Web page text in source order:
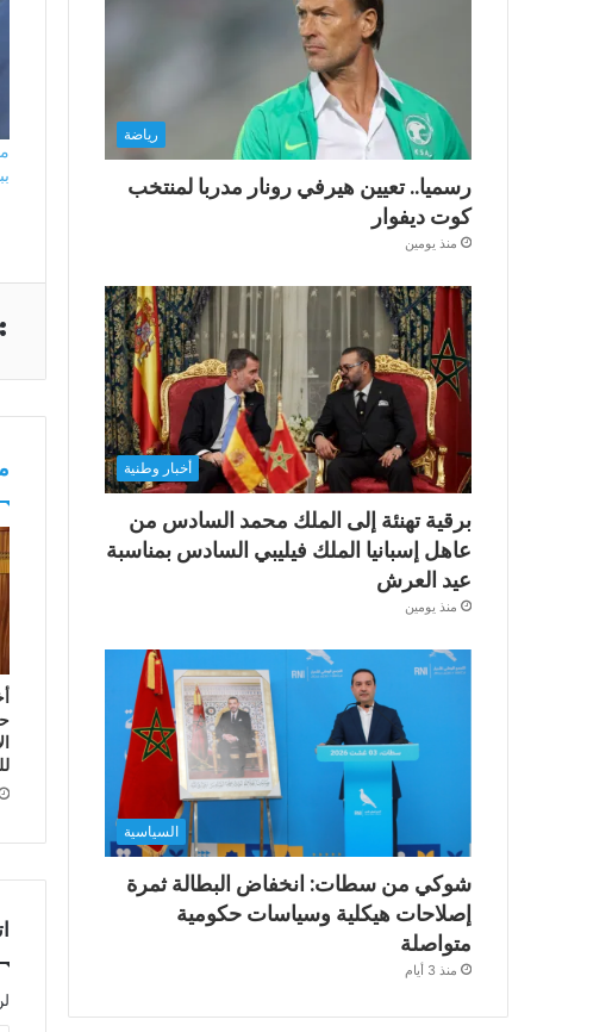
رياضة
رسميا.. تعيين هيرفي رونار مدربا لمنتخب
كوت ديفوار
منذ يومين
أخبار وطنية
برقية تهنئة إلى الملك محمد السادس من
عاهل إسبانيا الملك فيليبي السادس بمناسبة
عيد العرش
منذ يومين
السياسية
شوكي من سطات: انخفاض البطالة ثمرة
إصلاحات هيكلية وسياسات حكومية
متواصلة
منذ 3 أيام